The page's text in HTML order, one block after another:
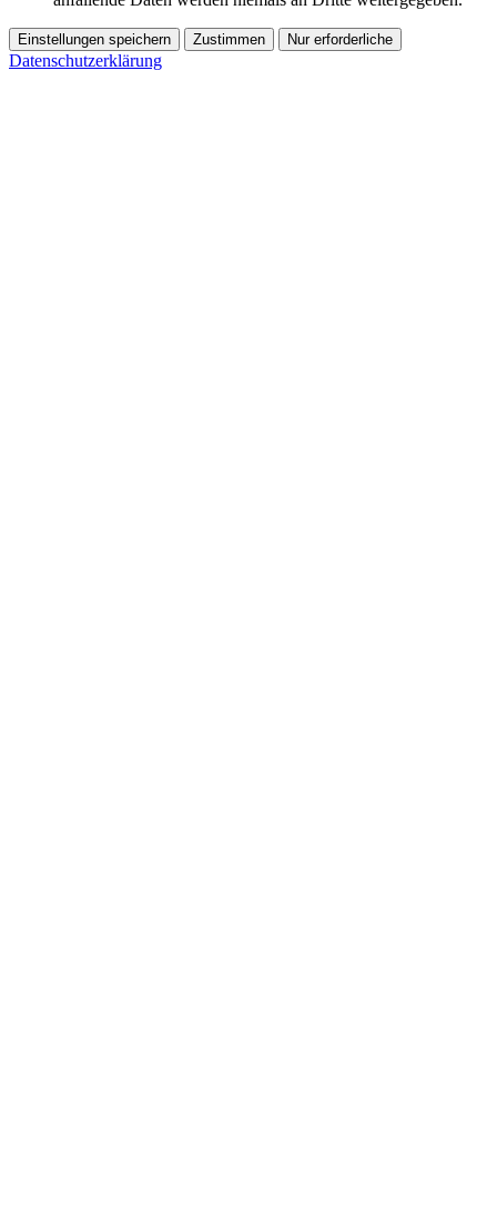
Einstellungen speichern Zustimmen Nur erforderliche
Datenschutzerklärung